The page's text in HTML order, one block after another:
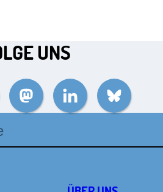
UNS
MastodonLinkedInBluesky